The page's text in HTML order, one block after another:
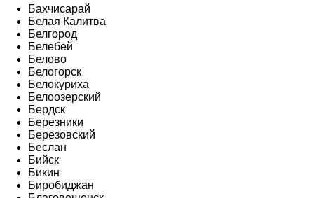
Бахчисарай
Белая Калитва
Белгород
Белебей
Белово
Белогорск
Белокуриха
Белоозерский
Бердск
Березники
Березовский
Беслан
Бийск
Бикин
Биробиджан